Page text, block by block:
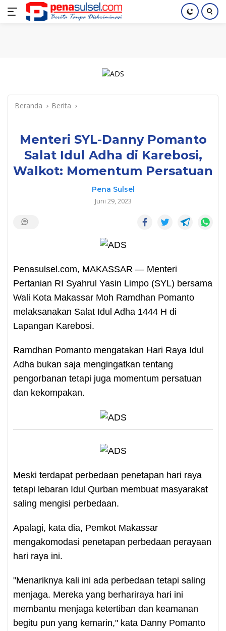
Langsung
Home Nasional Pendidikan Index
Beranda Berita
Menteri SYL-Danny Pomanto
Salat Idul Adha di Karebosi,
Walkot: Momentum Persatuan
Pena Sulsel
Juni 29, 2023
Penasulsel.com, MAKASSAR — Menteri
Pertanian RI Syahrul Yasin Limpo (SYL) bersama
Wali Kota Makassar Moh Ramdhan Pomanto
melaksanakan Salat Idul Adha 1444 H di
Lapangan Karebosi.
Ramdhan Pomanto mengatakan Hari Raya Idul
Adha bukan saja mengingatkan tentang
pengorbanan tetapi juga momentum persatuan
dan kekompakan.
Meski terdapat perbedaan penetapan hari raya
tetapi lebaran Idul Qurban membuat masyarakat
saling mengisi perbedaan.
Apalagi, kata dia, Pemkot Makassar
mengakomodasi penetapan perbedaan perayaan
hari raya ini.
"Menariknya kali ini ada perbedaan tetapi saling
menjaga. Mereka yang berhariraya hari ini
membantu menjaga ketertiban dan keamanan
begitu pun yang kemarin," kata Danny Pomanto